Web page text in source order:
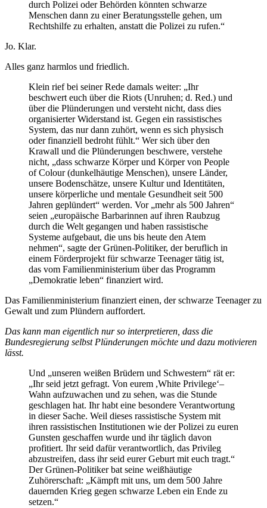
durch Polizei oder Behörden könnten schwarze
Menschen dann zu einer Beratungsstelle gehen, um
Rechtshilfe zu erhalten, anstatt die Polizei zu rufen.“
Jo. Klar.
Alles ganz harmlos und friedlich.
Klein rief bei seiner Rede damals weiter: „Ihr
beschwert euch über die Riots (Unruhen; d. Red.) und
über die Plünderungen und versteht nicht, dass dies
organisierter Widerstand ist. Gegen ein rassistisches
System, das nur dann zuhört, wenn es sich physisch
oder finanziell bedroht fühlt.“ Wer sich über den
Krawall und die Plünderungen beschwere, verstehe
nicht, „dass schwarze Körper und Körper von People
of Colour (dunkelhäutige Menschen), unsere Länder,
unsere Bodenschätze, unsere Kultur und Identitäten,
unsere körperliche und mentale Gesundheit seit 500
Jahren geplündert“ werden. Vor „mehr als 500 Jahren“
seien „europäische Barbarinnen auf ihren Raubzug
durch die Welt gegangen und haben rassistische
Systeme aufgebaut, die uns bis heute den Atem
nehmen“, sagte der Grünen-Politiker, der beruflich in
einem Förderprojekt für schwarze Teenager tätig ist,
das vom Familienministerium über das Programm
„Demokratie leben“ finanziert wird.
Das Familienministerium finanziert einen, der schwarze Teenager zu
Gewalt und zum Plündern auffordert.
Das kann man eigentlich nur so interpretieren, dass die
Bundesregierung selbst Plünderungen möchte und dazu motivieren
lässt.
Und „unseren weißen Brüdern und Schwestern“ rät er:
„Ihr seid jetzt gefragt. Von eurem ,White Privilege‘–
Wahn aufzuwachen und zu sehen, was die Stunde
geschlagen hat. Ihr habt eine besondere Verantwortung
in dieser Sache. Weil dieses rassistische System mit
ihren rassistischen Institutionen wie der Polizei zu euren
Gunsten geschaffen wurde und ihr täglich davon
profitiert. Ihr seid dafür verantwortlich, das Privileg
abzustreifen, dass ihr seid eurer Geburt mit euch tragt.“
Der Grünen-Politiker bat seine weißhäutige
Zuhörerschaft: „Kämpft mit uns, um dem 500 Jahre
dauernden Krieg gegen schwarze Leben ein Ende zu
setzen.“